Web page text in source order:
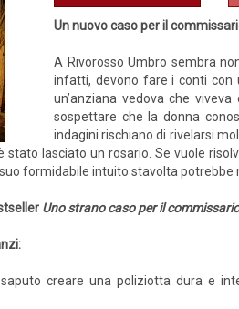
Un nuovo caso per il
A Rivorosso Umbro sembra
infatti, devono fare i conti con
un’anziana vedova che
sospettare che la donna
indagini rischiano di rivelarsi
stato lasciato un rosario. Se vuole
formidabile intuito stavolta potrebbe
Uno strano caso per il
saputo creare una poliziotta dura e